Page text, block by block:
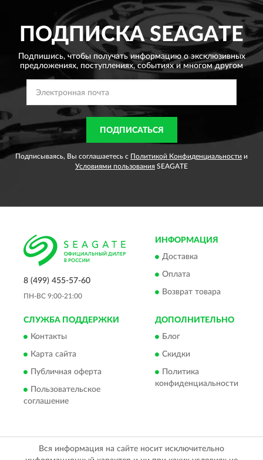
ПОДПИСКА SEAGATE
Подпишись, чтобы получать информацию о эксклюзивных
предложениях, поступлениях, событиях и многом другом
ПОДПИСАТЬСЯ
Подписываясь, Вы соглашаетесь с Политикой Конфиденциальности и
Условиями пользования SEAGATE
8 (499) 455-57-60
ПН-ВС 9:00-21:00
ИНФОРМАЦИЯ
Доставка
Оплата
Возврат товара
СЛУЖБА ПОДДЕРЖКИ
Контакты
Карта сайта
Публичная оферта
Пользовательское
соглашение
ДОПОЛНИТЕЛЬНО
Блог
Скидки
Политика
конфиденциальности
Вся информация на сайте носит исключительно